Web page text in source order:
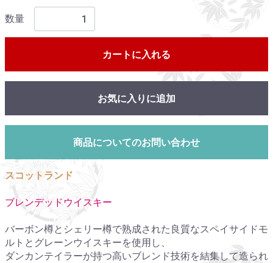
数量
カートに入れる
お気に入りに追加
商品についてのお問い合わせ
スコットランド
ブレンデッドウイスキー
バーボン樽とシェリー樽で熟成された良質なスペイサイドモ
ルトとグレーンウイスキーを使用し、
ダンカンテイラーが持つ高いブレンド技術を結集して造られ